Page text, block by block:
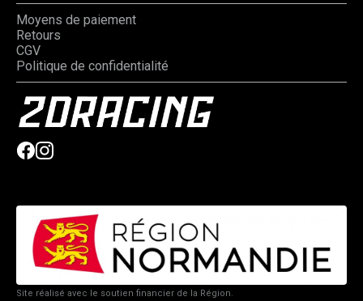
Moyens de paiement
Retours
CGV
Politique de confidentialité
Site réalisé avec le soutien financier de la Région.